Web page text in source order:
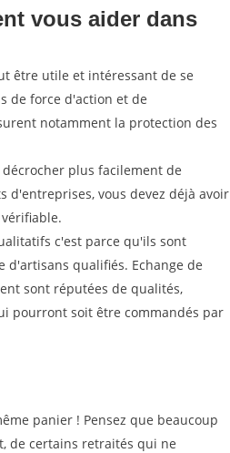
vous aider dans
être utile et intéressant de se
de force d'action et de
notamment la protection des
plus facilement de
d'entreprises, vous devez déjà avoir
c'est parce qu'ils sont
d'artisans qualifiés. Echange de
sont réputées de qualités,
pourront soit être commandés par
panier ! Pensez que beaucoup
de certains retraités qui ne